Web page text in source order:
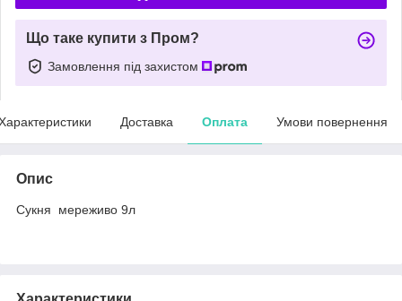
Що таке купити з Пром?
Замовлення під захистом
Доставка Оплата Умови повернення
Опис
Сукня мереживо 9л